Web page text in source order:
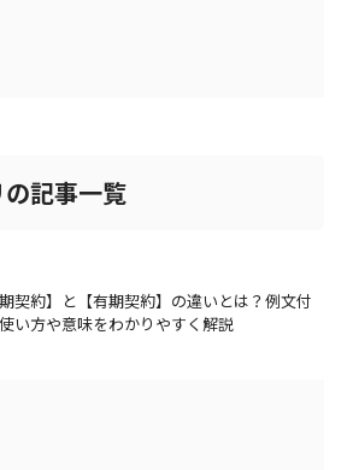
記事一覧
期契約】と【有期契約】の違いとは？例文付
い方や意味をわかりやすく解説